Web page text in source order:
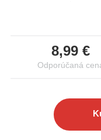
čakajú veselé
a atraktívnym
do deja. Knižky
8,99 €
Odporúčaná